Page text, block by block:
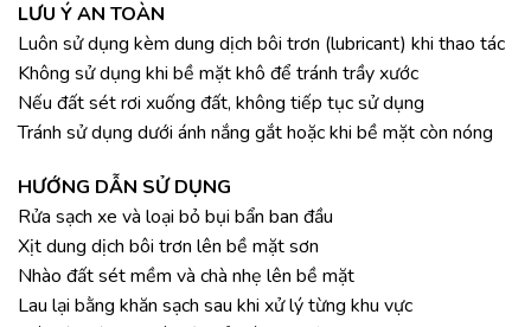
LƯU Ý AN TOÀN
Luôn sử dụng kèm dung dịch bôi trơn (lubricant) khi thao tác
Không sử dụng khi bề mặt khô để tránh trầy xước
Nếu đất sét rơi xuống đất, không tiếp tục sử dụng
Tránh sử dụng dưới ánh nắng gắt hoặc khi bề mặt còn nóng
HƯỚNG DẪN SỬ DỤNG
Rửa sạch xe và loại bỏ bụi bẩn ban đầu
Xịt dung dịch bôi trơn lên bề mặt sơn
Nhào đất sét mềm và chà nhẹ lên bề mặt
Lau lại bằng khăn sạch sau khi xử lý từng khu vực